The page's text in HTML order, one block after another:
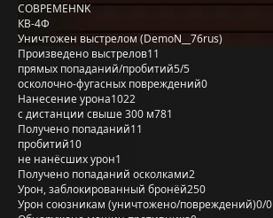
COBPEMEHNK
КВ-4Ф
Уничтожен выстрелом (DemoN__76rus)
Произведено выстрелов11
прямых попаданий/пробитий5/5
осколочно-фугасных повреждений0
Нанесение урона1022
с дистанции свыше 300 м781
Получено попаданий11
пробитий10
не нанёсших урон1
Получено попаданий осколками2
Урон, заблокированный бронёй250
Урон союзникам (уничтожено/повреждений)0/0